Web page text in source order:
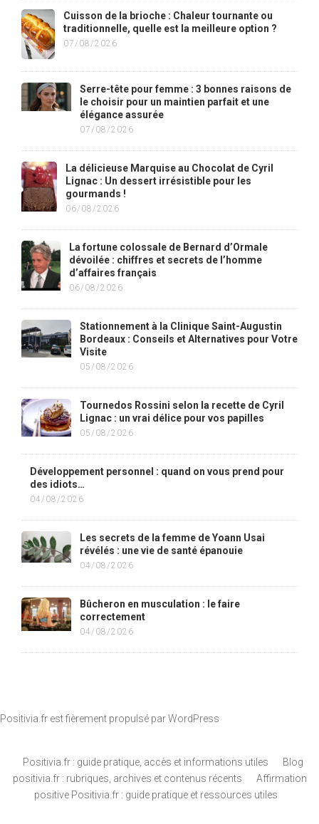
Cuisson de la brioche : Chaleur tournante ou
traditionnelle, quelle est la meilleure option ?
07/08/2026
Serre-tête pour femme : 3 bonnes raisons de
le choisir pour un maintien parfait et une
élégance assurée
07/08/2026
La délicieuse Marquise au Chocolat de Cyril
Lignac : Un dessert irrésistible pour les
gourmands !
06/08/2026
La fortune colossale de Bernard d’Ormale
dévoilée : chiffres et secrets de l’homme
d’affaires français
06/08/2026
Stationnement à la Clinique Saint-Augustin
Bordeaux : Conseils et Alternatives pour Votre
Visite
05/08/2026
Tournedos Rossini selon la recette de Cyril
Lignac : un vrai délice pour vos papilles
05/08/2026
Développement personnel : quand on vous prend pour
des idiots…
04/08/2026
Les secrets de la femme de Yoann Usai
révélés : une vie de santé épanouie
04/08/2026
Bûcheron en musculation : le faire
correctement
04/08/2026
Positivia.fr est fièrement propulsé parWordPress
Positivia.fr : guide pratique, accès et informations utiles
Blog
positivia.fr : rubriques, archives et contenus récents
Affirmation
positive Positivia.fr : guide pratique et ressources utiles